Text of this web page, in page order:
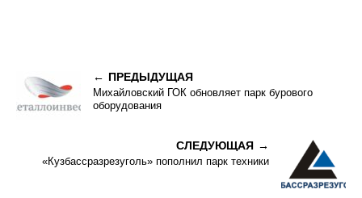
ПРЕДЫДУЩАЯ
Михайловский ГОК обновляет парк бурового
оборудования
СЛЕДУЮЩАЯ
«Кузбассразрезуголь» пополнил парк техники